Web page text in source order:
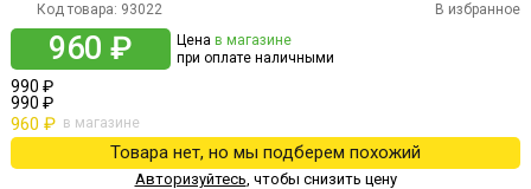
Код товара: 93022 В избранное
960 ₽ Цена в магазине
при оплате наличными
990 ₽
990 ₽
960 ₽ в магазине
Товара нет, но мы подберем похожий
Авторизуйтесь, чтобы снизить цену